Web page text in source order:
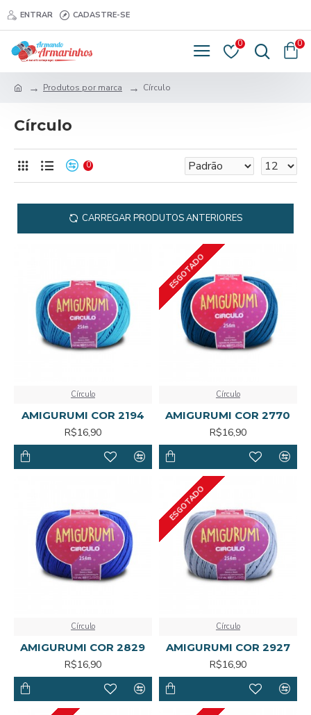
ENTRAR CADASTRE-SE
0 0
Produtos por marca Círculo
Círculo
0
CARREGAR PRODUTOS ANTERIORES
Círculo
AMIGURUMI COR 2194
R$16,90
ESGOTADO
Círculo
AMIGURUMI COR 2770
R$16,90
Círculo
AMIGURUMI COR 2829
R$16,90
ESGOTADO
Círculo
AMIGURUMI COR 2927
R$16,90